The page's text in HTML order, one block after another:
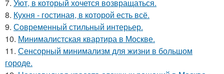
7. Уют, в который хочется возвращаться.
8. Кухня - гостиная, в которой есть всё.
9. Современный стильный интерьер.
10. Минималистская квартира в Москве.
11. Сенсорный минимализм для жизни в большом
городе.